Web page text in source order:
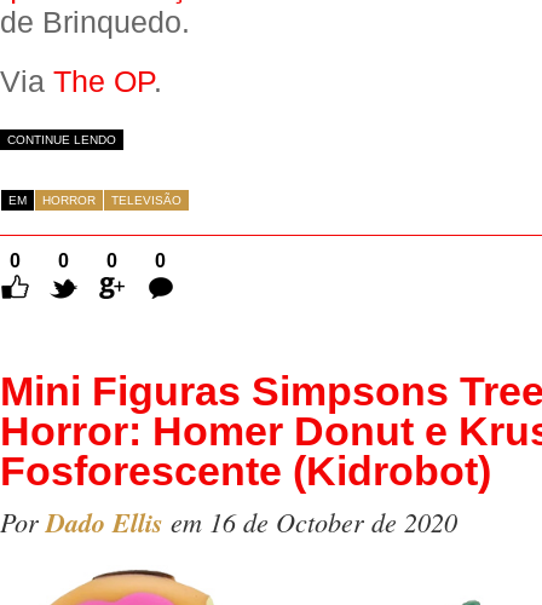
de Brinquedo.
Via The OP.
CONTINUE LENDO
EM HORROR TELEVISÃO
0 0 0
0
Comentários
Mini Figuras Simpsons
Horror: Homer Donut e
Fosforescente (Kidrobot)
PorDado Ellis em 16 de October de 2020